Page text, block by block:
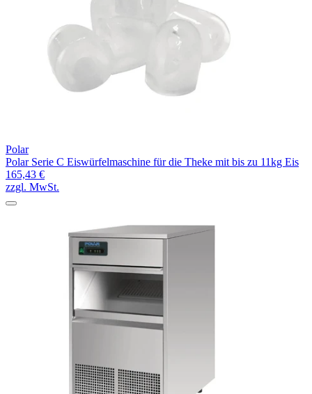
Polar
Polar Serie C Eiswürfelmaschine für die Theke mit bis zu 11kg Eis
165,43 €
zzgl. MwSt.